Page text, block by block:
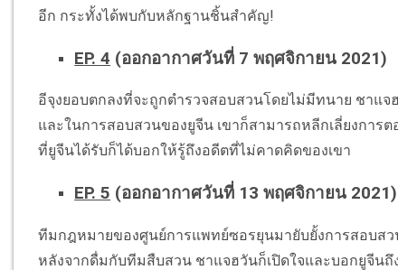
อีก กระทั้งได้พบกับหลักฐานชิ้นสำคัญ!
EP. 4 (ออกอากาศวันที่ 7 พฤศจิกายน 2021)
อีจุงยอบตกลงที่จะถูกตำรวจสอบสวนโดยไม่มีทนาย ชาแ
และในการสอบสวนของยูจีน เขาก็สามารถหลีกเลี่ยงกา
ที่ยูจีนได้รับก็ได้บอกให้รู้ถึงอดีตที่ไม่คาดคิดของเขา
EP. 5 (ออกอากาศวันที่ 13 พฤศจิกายน 2021)
ทีมกฎหมายของศูนย์การแพทย์ซอรยุนมายับยั้งการสอบสว
หลังจากดื่มกับทีมสืบสวน ชาแจฮวันก็เปิดใจและบอกยูจีนถึ